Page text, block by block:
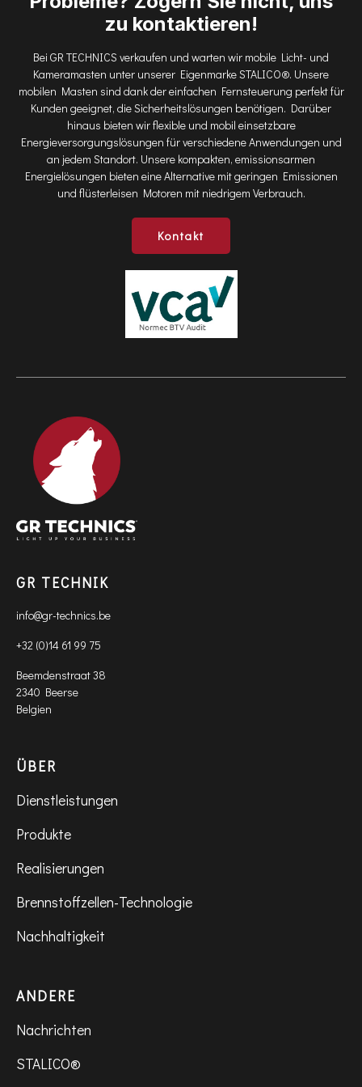
zu kontaktieren!
Bei GR TECHNICS verkaufen und warten wir mobile Licht- und
Kameramasten unter unserer Eigenmarke STALICO®. Unsere
mobilen Masten sind dank der einfachen Fernsteuerung perfekt für
Kunden geeignet, die Sicherheitslösungen benötigen. Darüber
hinaus bieten wir flexible und mobil einsetzbare
Energieversorgungslösungen für verschiedene Anwendungen und
an jedem Standort. Unsere kompakten, emissionsarmen
Energielösungen bieten eine Alternative mit geringen Emissionen
und flüsterleisen Motoren mit niedrigem Verbrauch.
Kontakt
GR TECHNIK
info@gr-technics.be
+32 (0)14 61 99 75
Beemdenstraat 38
2340 Beerse
Belgien
ÜBER
Dienstleistungen
Produkte
Realisierungen
Brennstoffzellen-Technologie
Nachhaltigkeit
ANDERE
Nachrichten
STALICO®